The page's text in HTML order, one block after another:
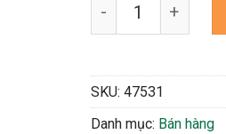
SKU: 47531
Danh mục: Bán hàng